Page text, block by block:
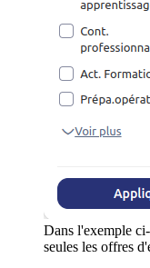
Dans l'exemple
seules les offres